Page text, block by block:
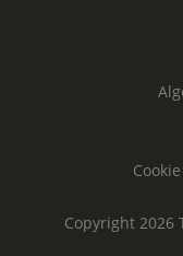
Copyright 2026